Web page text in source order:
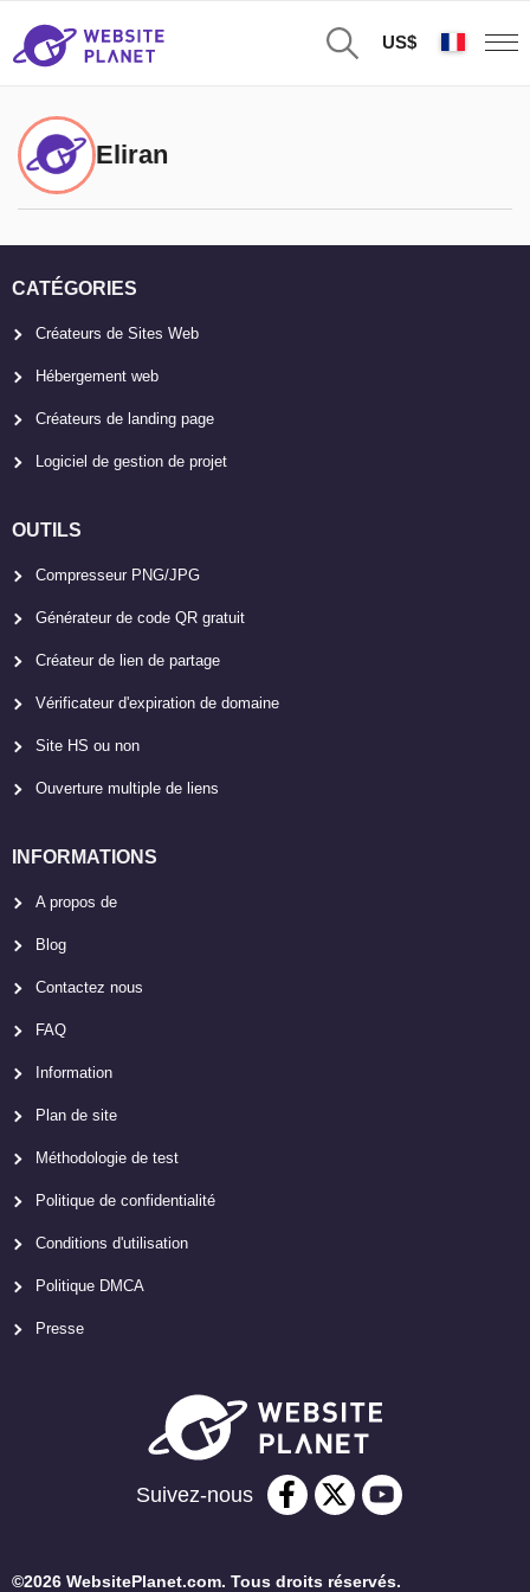
US$
Eliran
CATÉGORIES
Créateurs de Sites Web
Hébergement web
Créateurs de landing page
Logiciel de gestion de projet
OUTILS
Compresseur PNG/JPG
Générateur de code QR gratuit
Créateur de lien de partage
Vérificateur d'expiration de domaine
Site HS ou non
Ouverture multiple de liens
INFORMATIONS
A propos de
Blog
Contactez nous
FAQ
Information
Plan de site
Méthodologie de test
Politique de confidentialité
Conditions d'utilisation
Politique DMCA
Presse
Suivez-nous
©2026 WebsitePlanet.com. Tous droits réservés.